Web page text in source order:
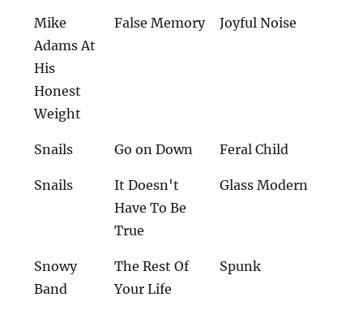
Mike
Adams At
His
Honest
Weight
False Memory Joyful Noise
Snails Go on Down Feral Child
Snails
It Doesn't
Have To Be
True
Glass Modern
Snowy
Band
The Rest Of
Your Life
Spunk